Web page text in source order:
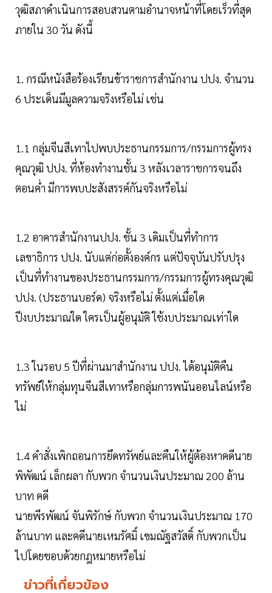
วุฒิสภาดำเนินการสอบสวนตามอำนาจหน้าที่โดยเร็วที่สุด
ภายใน 30 วัน ดังนี้
1. กรณีหนังสือร้องเรียนข้าราชการสำนักงาน ปปง. จำนวน
6 ประเด็นมีมูลความจริงหรือไม่ เช่น
1.1 กลุ่มจีนสีเทาไปพบประธานกรรมการ/กรรมการผู้ทรง
คุณวุฒิ ปปง. ที่ห้องทำงานชั้น 3 หลังเวลาราชการจนถึง
ตอนค่ำ มีการพบปะสังสรรค์กันจริงหรือไม่
1.2 อาคารสำนักงานปปง. ชั้น 3 เดิมเป็นที่ทำการ
เลขาธิการ ปปง. นับแต่ก่อตั้งองค์กร แต่ปัจจุบันปรับปรุง
เป็นที่ทำงานของประธานกรรมการ/กรรมการผู้ทรงคุณวุฒิ
ปปง. (ประธานบอร์ด) จริงหรือไม่ ตั้งแต่เมื่อใด
ปีงบประมาณใด ใครเป็นผู้อนุมัติ ใช้งบประมาณเท่าใด
1.3 ในรอบ 5 ปีที่ผ่านมาสำนักงาน ปปง. ได้อนุมัติคืน
ทรัพย์ให้กลุ่มทุนจีนสีเทาหรือกลุ่มการพนันออนไลน์หรือ
ไม่
1.4 คำสั่งเพิกถอนการยึดทรัพย์และคืนให้ผู้ต้องหาคดีนาย
พิพัฒน์ เล็กผลา กับพวก จำนวนเงินประมาณ 200 ล้าน
บาท คดี
นายพีรพัฒน์ จันพิรักษ์ กับพวก จำนวนเงินประมาณ 170
ล้านบาท และคดีนายเหมรัศมิ์ เขมณัฐสวัสดิ์ กับพวกเป็น
ไปโดยชอบด้วยกฎหมายหรือไม่
ข่าวที่เกี่ยวข้อง